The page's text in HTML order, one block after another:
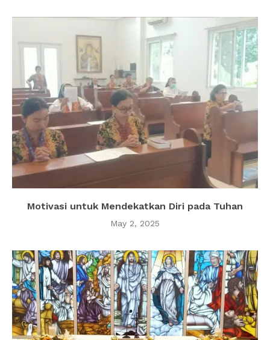
Motivasi untuk Mendekatkan Diri pada Tuhan
May 2, 2025